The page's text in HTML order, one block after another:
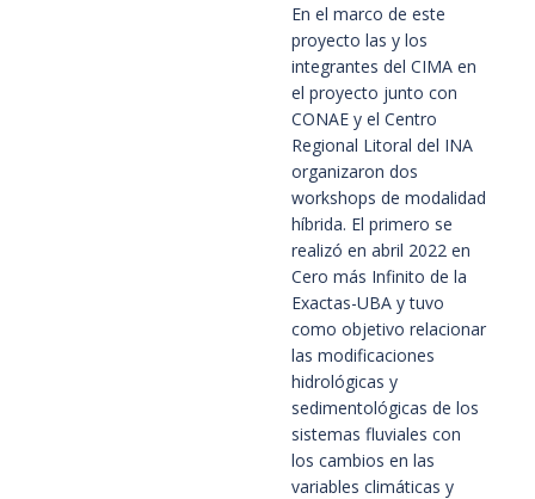
En el marco de este
proyecto las y los
integrantes del CIMA en
el proyecto junto con
CONAE y el Centro
Regional Litoral del INA
organizaron dos
workshops de modalidad
híbrida. El primero se
realizó en abril 2022 en
Cero más Infinito de la
Exactas-UBA y tuvo
como objetivo relacionar
las modificaciones
hidrológicas y
sedimentológicas de los
sistemas fluviales con
los cambios en las
variables climáticas y